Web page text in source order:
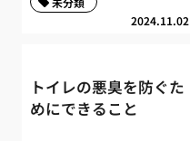
2024.11.02
トイレの悪臭を防ぐた
めにできること